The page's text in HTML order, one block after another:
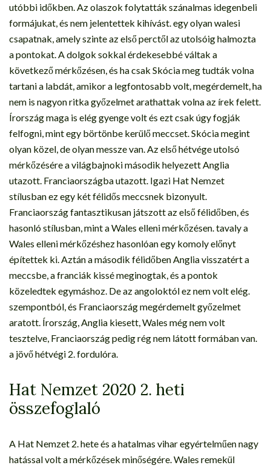
utóbbi időkben. Az olaszok folytatták szánalmas idegenbeli
formájukat, és nem jelentettek kihívást. egy olyan walesi
csapatnak, amely szinte az első perctől az utolsóig halmozta
a pontokat. A dolgok sokkal érdekesebbé váltak a
következő mérkőzésen, és ha csak Skócia meg tudták volna
tartani a labdát, amikor a legfontosabb volt, megérdemelt, ha
nem is nagyon ritka győzelmet arathattak volna az írek felett.
Írország maga is elég gyenge volt és ezt csak úgy fogják
felfogni, mint egy börtönbe kerülő meccset. Skócia megint
olyan közel, de olyan messze van. Az első hétvége utolsó
mérkőzésére a világbajnoki második helyezett Anglia
utazott. Franciaországba utazott. Igazi Hat Nemzet
stílusban ez egy két félidős meccsnek bizonyult.
Franciaország fantasztikusan játszott az első félidőben, és
hasonló stílusban, mint a Wales elleni mérkőzésen. tavaly a
Wales elleni mérkőzéshez hasonlóan egy komoly előnyt
építettek ki. Aztán a második félidőben Anglia visszatért a
meccsbe, a franciák kissé meginogtak, és a pontok
közeledtek egymáshoz. De az angoloktól ez nem volt elég.
szempontból, és Franciaország megérdemelt győzelmet
aratott. Írország, Anglia kiesett, Wales még nem volt
tesztelve, Franciaország pedig rég nem látott formában van.
a jövő hétvégi 2. fordulóra.
Hat Nemzet 2020 2. heti
összefoglaló
A Hat Nemzet 2. hete és a hatalmas vihar egyértelműen nagy
hatással volt a mérkőzések minőségére. Wales remekül